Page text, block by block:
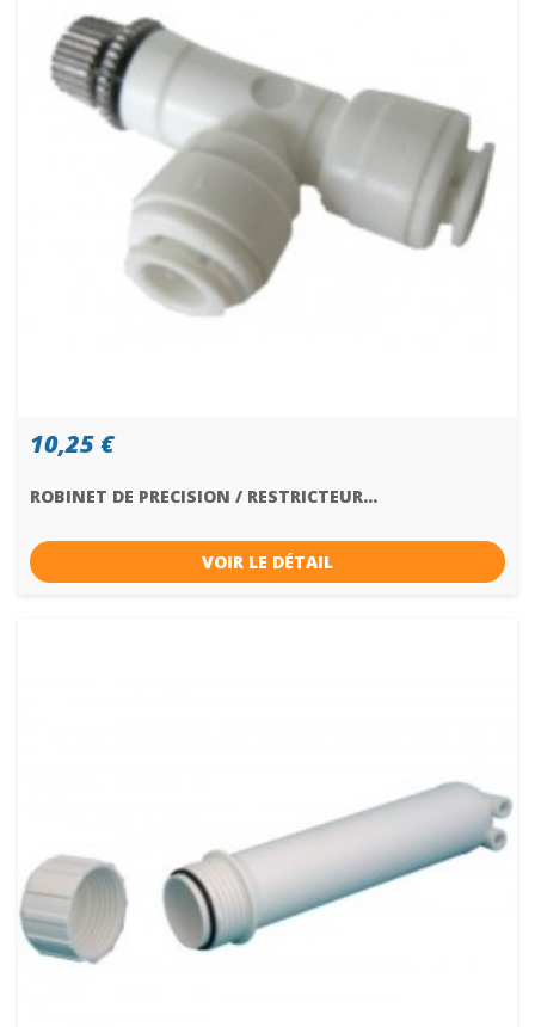
10,25 €
ROBINET DE PRECISION / RESTRICTEUR...
VOIR LE DÉTAIL